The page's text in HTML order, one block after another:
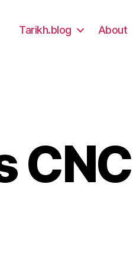
Tarikh.blog About
CNC